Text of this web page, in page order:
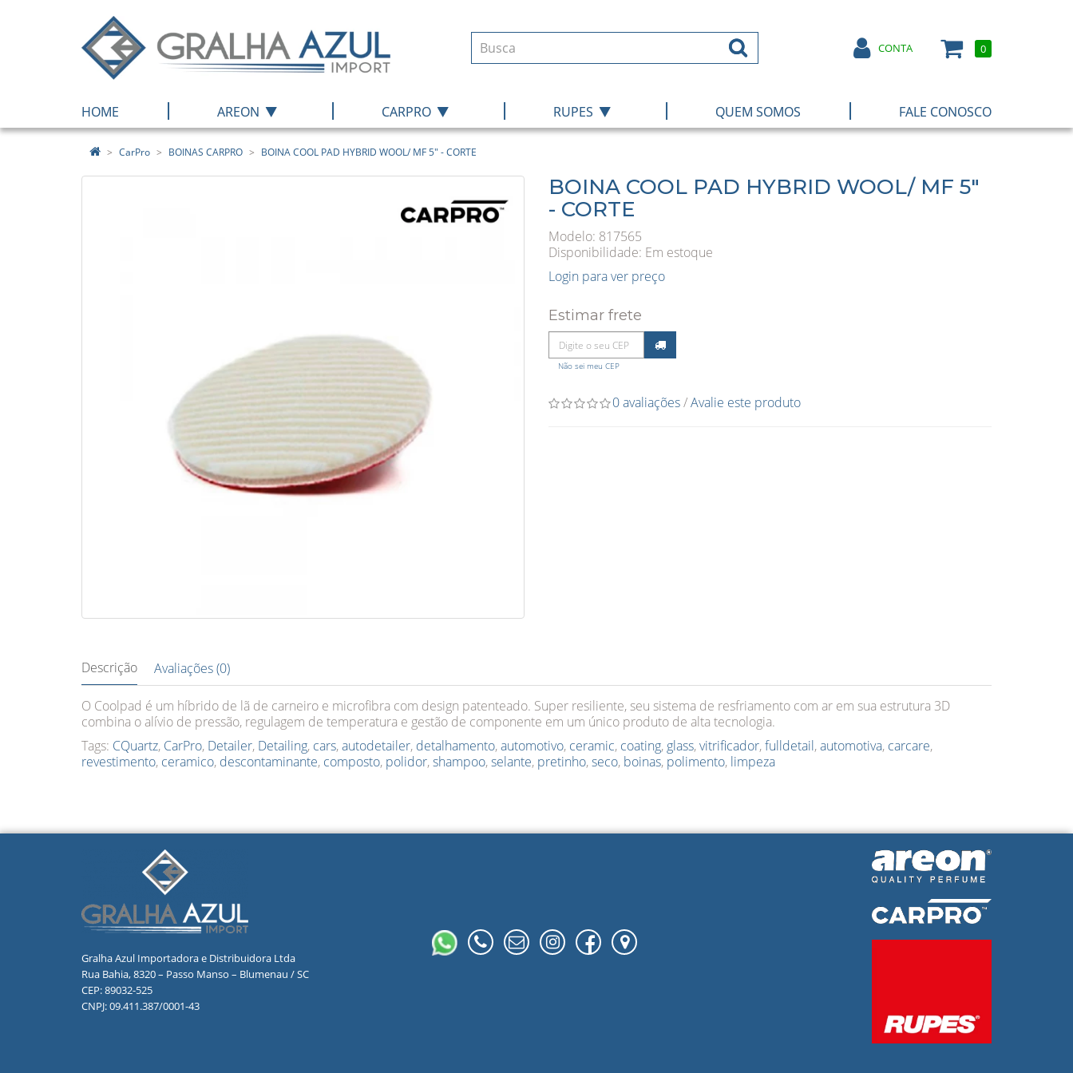
CONTA 0
HOME | AREON | CARPRO | RUPES | QUEM SOMOS | FALE CONOSCO
CarPro BOINAS CARPRO BOINA COOL PAD HYBRID WOOL/ MF 5" - CORTE
BOINA COOL PAD HYBRID WOOL/ MF 5"
- CORTE
Modelo: 817565
Disponibilidade: Em estoque
Login para ver preço
Estimar frete
Não sei meu CEP
0 avaliações/Avalie este produto
Descrição Avaliações (0)
O Coolpad é um híbrido de lã de carneiro e microfibra com design patenteado. Super resiliente, seu sistema de resfriamento com ar em sua estrutura 3D
combina o alívio de pressão, regulagem de temperatura e gestão de componente em um único produto de alta tecnologia.
Tags: CQuartz, CarPro, Detailer, Detailing, cars,autodetailer, detalhamento,automotivo, ceramic, coating, glass,vitrificador,fulldetail,automotiva, carcare,
revestimento, ceramico, descontaminante, composto, polidor,shampoo,selante, pretinho,seco, boinas, polimento, limpeza
Gralha Azul Importadora e Distribuidora Ltda
Rua Bahia, 8320 – Passo Manso – Blumenau / SC
CEP: 89032-525
CNPJ: 09.411.387/0001-43